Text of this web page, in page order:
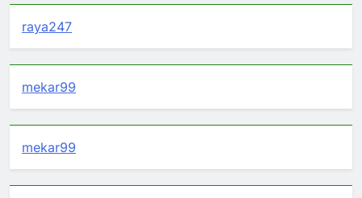
raya247
mekar99
mekar99